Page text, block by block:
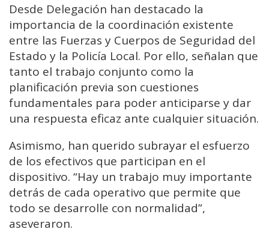
Desde Delegación han destacado la
importancia de la coordinación existente
entre las Fuerzas y Cuerpos de Seguridad del
Estado y la Policía Local. Por ello, señalan que
tanto el trabajo conjunto como la
planificación previa son cuestiones
fundamentales para poder anticiparse y dar
una respuesta eficaz ante cualquier situación.
Asimismo, han querido subrayar el esfuerzo
de los efectivos que participan en el
dispositivo. “Hay un trabajo muy importante
detrás de cada operativo que permite que
todo se desarrolle con normalidad”,
aseveraron.